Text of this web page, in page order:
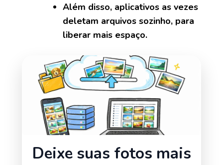
Além disso, aplicativos as vezes
deletam arquivos sozinho, para
liberar mais espaço.
Deixe suas fotos mais